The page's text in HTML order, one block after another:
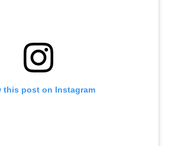
this post on Instagram